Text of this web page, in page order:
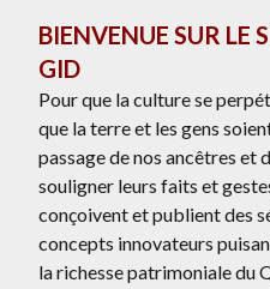
BIENVENUE SUR LE
GID
Pour que la culture se
que la terre et les gens
passage de nos ancêtres et
souligner leurs faits et
conçoivent et publient des
concepts innovateurs
la richesse patrimoniale du